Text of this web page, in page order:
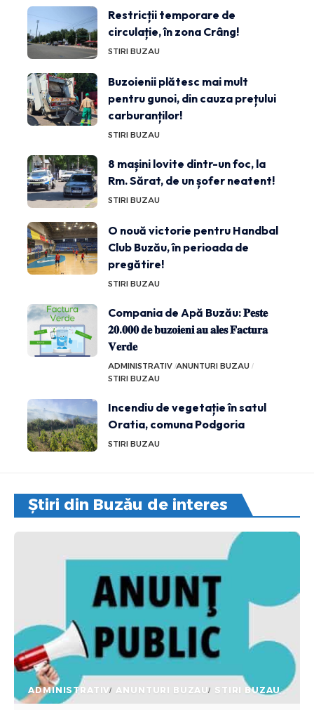
Restricții temporare de
circulație, în zona Crâng!
STIRI BUZAU
Buzoienii plătesc mai mult
pentru gunoi, din cauza prețului
carburanților!
STIRI BUZAU
8 mașini lovite dintr-un foc, la
Rm. Sărat, de un șofer neatent!
STIRI BUZAU
O nouă victorie pentru Handbal
Club Buzău, în perioada de
pregătire!
STIRI BUZAU
Compania de Apă Buzău: 𝐏𝐞𝐬𝐭𝐞
𝟐𝟎.𝟎𝟎𝟎 𝐝𝐞 𝐛𝐮𝐳𝐨𝐢𝐞𝐧𝐢 𝐚𝐮 𝐚𝐥𝐞𝐬 𝐅𝐚𝐜𝐭𝐮𝐫𝐚
𝐕𝐞𝐫𝐝𝐞
ADMINISTRATIV ANUNTURI BUZAU
STIRI BUZAU
Incendiu de vegetație în satul
Oratia, comuna Podgoria
STIRI BUZAU
Știri din Buzău de interes
ADMINISTRATIV ANUNTURI BUZAU STIRI BUZAU